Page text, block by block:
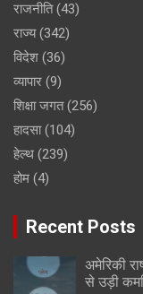
राजनीति(43)
राज्य(342)
विदेश (36)
व्यापार (9)
शिक्षा जगत(256)
हादसा(104)
हेल्थ (239)
होम (4)
Recent Posts
अमेरिकी
से उड़ी